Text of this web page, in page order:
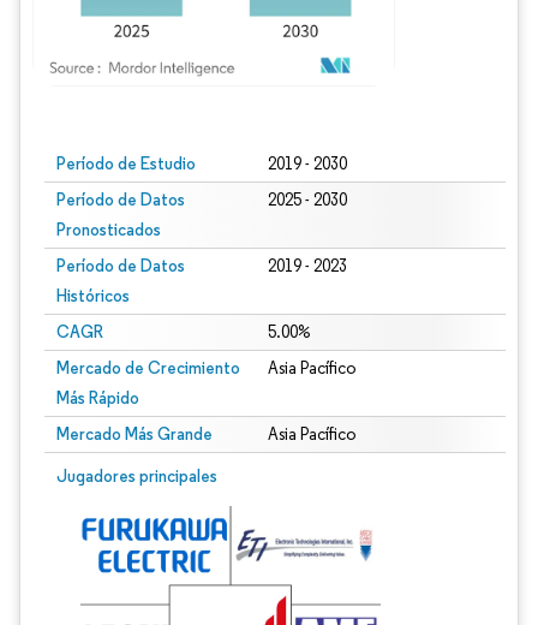
Período de Estudio 2019 - 2030
Período de Datos
Pronosticados
2025 - 2030
Período de Datos
Históricos
2019 - 2023
CAGR 5.00%
Mercado de Crecimiento
Más Rápido
Asia Pacífico
Mercado Más Grande Asia Pacífico
Jugadores principales